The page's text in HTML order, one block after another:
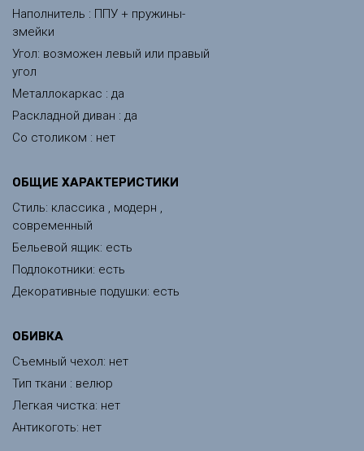
Наполнитель : ППУ + пружины-
змейки
Угол: возможен левый или правый
угол
Металлокаркас : да
Раскладной диван : да
Со столиком : нет
ОБЩИЕ ХАРАКТЕРИСТИКИ
Стиль: классика , модерн ,
современный
Бельевой ящик: есть
Подлокотники: есть
Декоративные подушки: есть
ОБИВКА
Съемный чехол: нет
Тип ткани : велюр
Легкая чистка: нет
Антикоготь: нет